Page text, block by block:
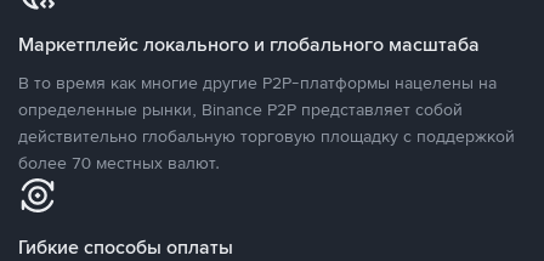
Маркетплейс локального и глобального масштаба
В то время как многие другие P2P-платформы нацелены на
определенные рынки, Binance P2P представляет собой
действительно глобальную торговую площадку с поддержкой
более 70 местных валют.
Гибкие способы оплаты